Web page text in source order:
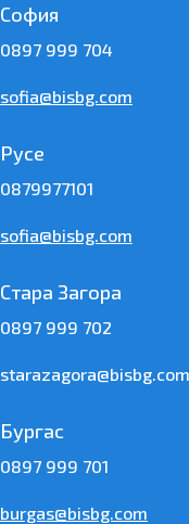
София
0897 999 704
sofia@bisbg.com
Русе
0879977101
sofia@bisbg.com
Стара Загора
0897 999 702
starazagora@bisbg.com
Бургас
0897 999 701
burgas@bisbg.com